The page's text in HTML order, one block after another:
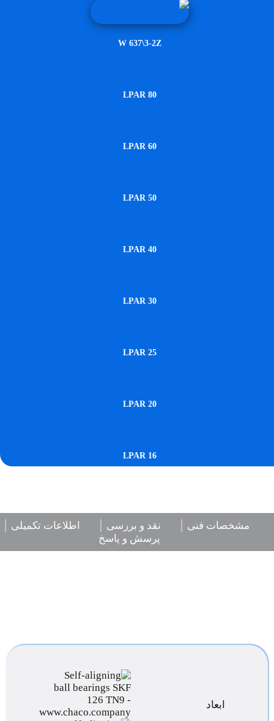
W 637\3-2Z
LPAR 80
LPAR 60
LPAR 50
LPAR 40
LPAR 30
LPAR 25
LPAR 20
LPAR 16
مشخصات فنی نقد و بررسی
اطلاعات تکمیلی
پرسش و پاسخ
ابعاد